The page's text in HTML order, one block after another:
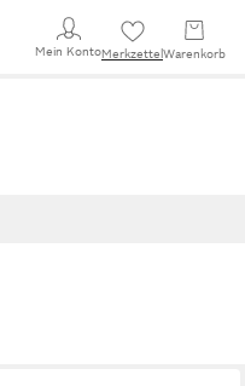
Mein KontoMerkzettel Warenkorb